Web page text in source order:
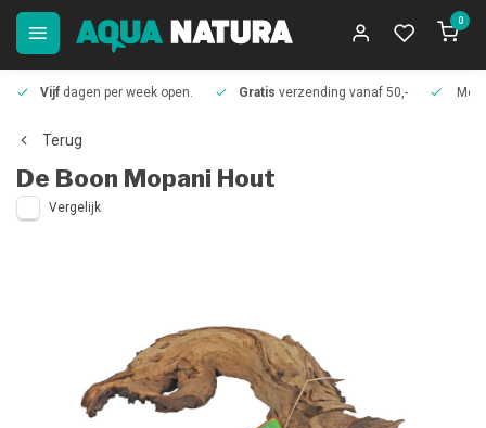
0
Vijf dagen per week open. Gratis verzending vanaf 50,-
Terug
De Boon Mopani Hout
Vergelijk